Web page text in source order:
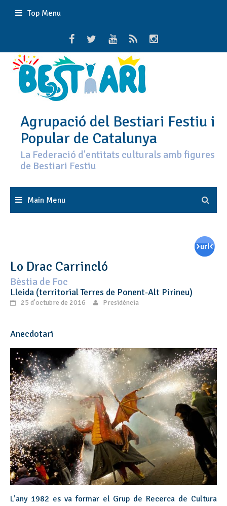
Top Menu
Agrupació del Bestiari Festiu i
Popular de Catalunya
La Federació d'entitats culturals amb figures
de Bestiari Festiu
Main Menu
Lo Drac Carrincló
Bèstia de Foc
Lleida (territorial Terres de Ponent-Alt Pirineu)
25 d'octubre de 2016 Presidència
Anecdotari
L’any 1982 es va formar el Grup de Recerca de Cultura